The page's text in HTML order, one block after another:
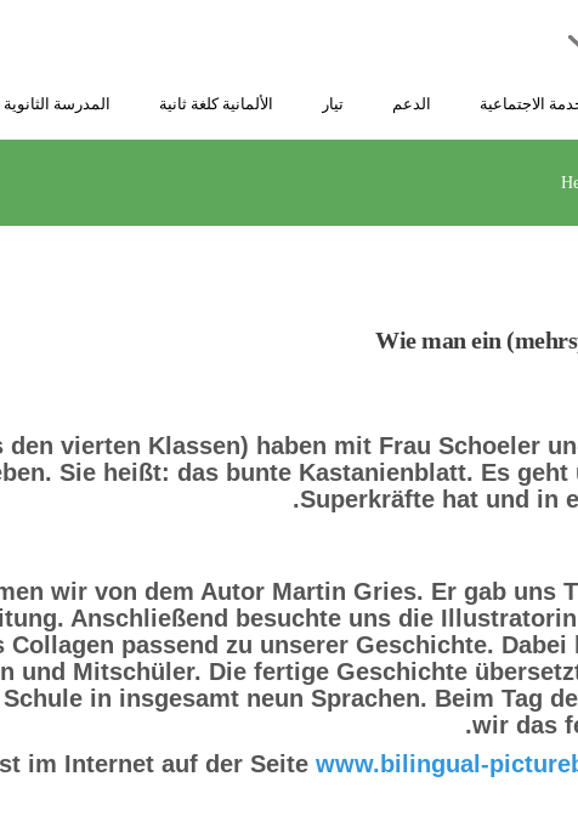
المدرسة الثانوية الألمانية كلغة ثانية تيار الدعم الاجتماعية
Wie man ein
vierten Klassen) haben mit Frau Schoeler
Sie heißt: das bunte Kastanienblatt. Es geht
Superkräfte hat und in
wir von dem Autor Martin Gries. Er gab uns
Anschließend besuchte uns die
passend zu unserer Geschichte.
und Mitschüler. Die fertige Geschichte
in insgesamt neun Sprachen. Beim Tag
wir das
im Internet auf der Seite www.bilingual-